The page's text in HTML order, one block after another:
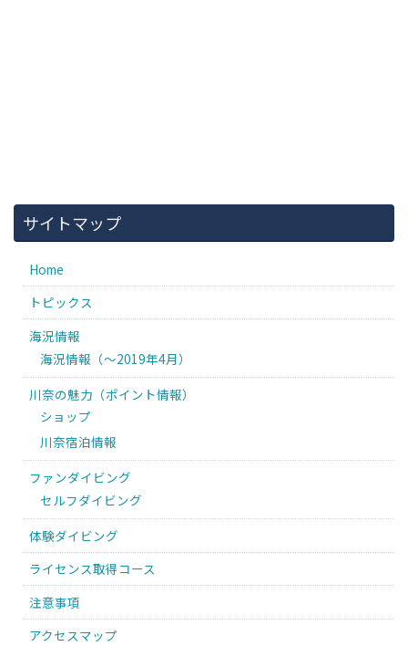
サイトマップ
Home
トピックス
海況情報
海況情報（〜2019年4月）
川奈の魅力（ポイント情報）
ショップ
川奈宿泊情報
ファンダイビング
セルフダイビング
体験ダイビング
ライセンス取得コース
注意事項
アクセスマップ